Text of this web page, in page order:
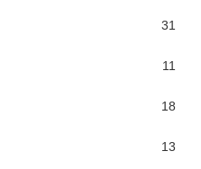
31
11
18
13